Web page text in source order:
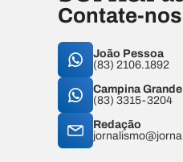
Contate-nos
João Pessoa
(83) 2106.1892
Campina Grande
(83) 3315-3204
Redação